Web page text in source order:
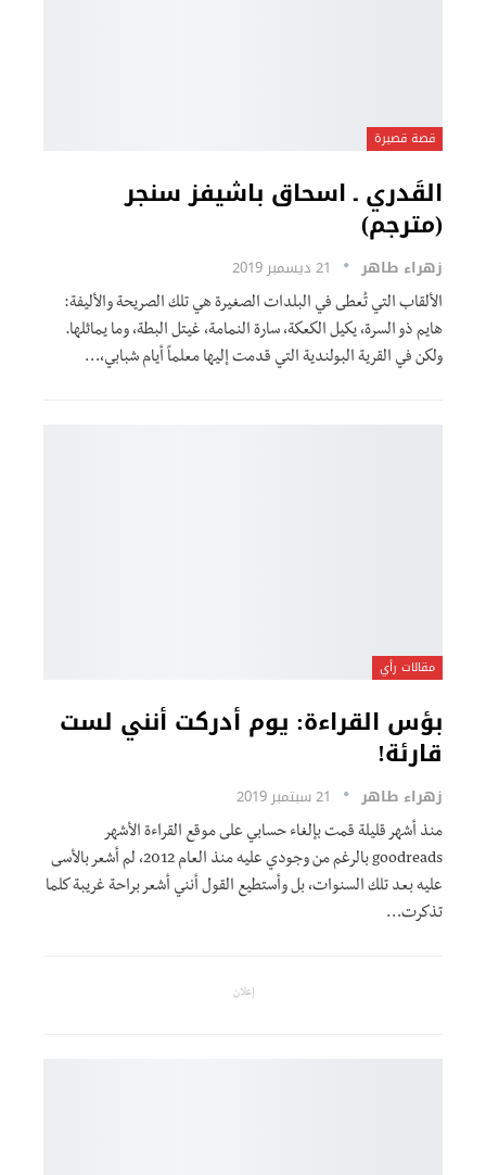
قصة قصيرة
القَدري ـ اسحاق باشيفز سنجر
(مترجم)
زهراء طاهر 21 ديسمبر 2019
الألقاب التي تُعطى في البلدات الصغيرة هي تلك الصريحة والأليفة:
هايم ذو السرة، يكيل الكعكة، سارة النمامة، غيتل البطة، وما يماثلها.
ولكن في القرية البولندية التي قدمت إليها معلماً أيام شبابي،…
مقالات رأي
بؤس القراءة: يوم أدركت أنني لست
قارئة!
زهراء طاهر 21 سبتمبر 2019
منذ أشهر قليلة قمت بإلغاء حسابي على موقع القراءة الأشهر
goodreads بالرغم من وجودي عليه منذ العام 2012، لم أشعر بالأسى
عليه بعد تلك السنوات، بل وأستطيع القول أنني أشعر براحة غريبة كلما
تذكرت…
إعلان